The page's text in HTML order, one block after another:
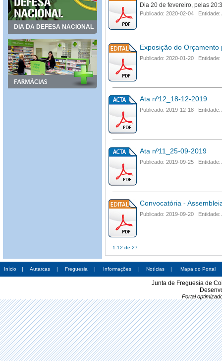
DIA DA DEFESA NACIONAL
Dia 20 de fevereiro, pelas
Publicado: 2020-02-04 Entidade:
Exposição do Orçamento
Publicado: 2020-01-20
Ata nº12_18-12-2019
Publicado: 2019-12-18 Entidade:
Ata nº11_25-09-2019
Publicado: 2019-09-25 Entidade:
Convocatória -
Publicado: 2019-09-20 Entidade:
1-12 de 27
Início | Autarcas | Freguesia | Informações | Notícias | Mapa do Portal
Junta de Freguesia de
Portal